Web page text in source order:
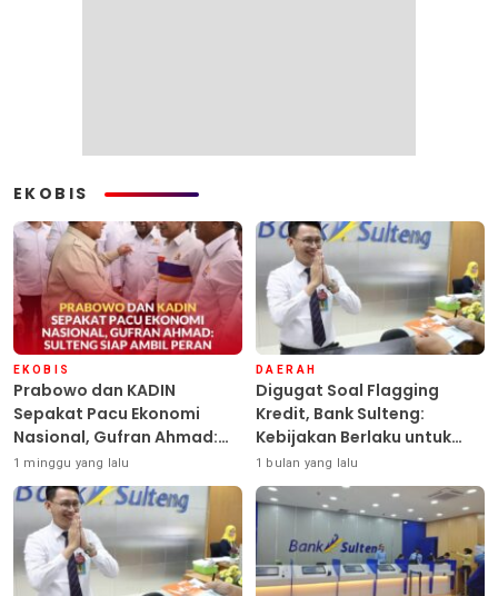
EKOBIS
EKOBIS
Prabowo dan KADIN
Sepakat Pacu Ekonomi
Nasional, Gufran Ahmad:
Sulteng Siap Ambil Peran
1 minggu yang lalu
DAERAH
Digugat Soal Flagging
Kredit, Bank Sulteng:
Kebijakan Berlaku untuk
Seluruh Debitur ASN
1 bulan yang lalu